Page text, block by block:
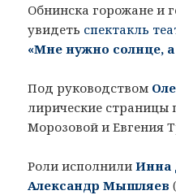
Обнинска горожане и
увидеть спектакль
«Мне нужно солнце,
Под руководством
лирические
Морозовой и Евгения
Роли исполнилиИнна
Александр Мышляев